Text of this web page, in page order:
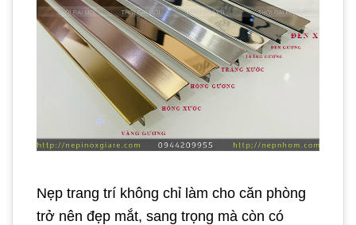
Nẹp trang trí không chỉ làm cho căn phòng
trở nên đẹp mắt, sang trọng mà còn có